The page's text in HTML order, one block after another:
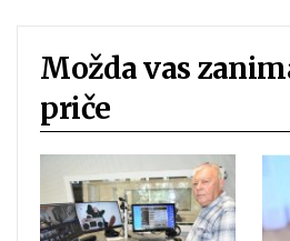
Možda vas
priče